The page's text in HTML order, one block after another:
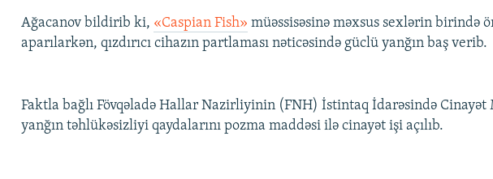
Ağacanov bildirib ki, «Caspian Fish» müəssisəsinə məxsus sexlərin birində
aparılarkən, qızdırıcı cihazın partlaması nəticəsində güclü yanğın baş verib.
Faktla bağlı Fövqəladə Hallar Nazirliyinin (FNH) İstintaq İdarəsində Cinayət
yanğın təhlükəsizliyi qaydalarını pozma maddəsi ilə cinayət işi açılıb.